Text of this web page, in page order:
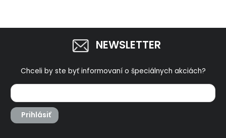
NEWSLETTER
Chceli by ste byť informovaní o špeciálnych akciách?
Prihlásiť